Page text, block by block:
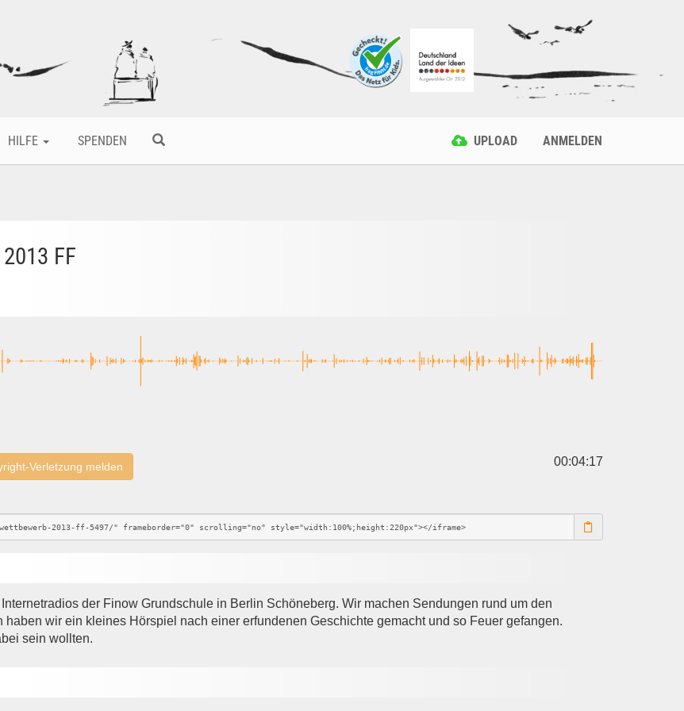
HILFE SPENDEN UPLOAD ANMELDEN
FF
Verletzung melden 00:04:17
der Finow Grundschule in Berlin Schöneberg. Wir machen Sendungen rund um den
wir ein kleines Hörspiel nach einer erfundenen Geschichte gemacht und so Feuer gefangen.
sein wollten.